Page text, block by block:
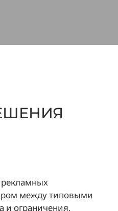
рекламных
между типовыми
ограничения,